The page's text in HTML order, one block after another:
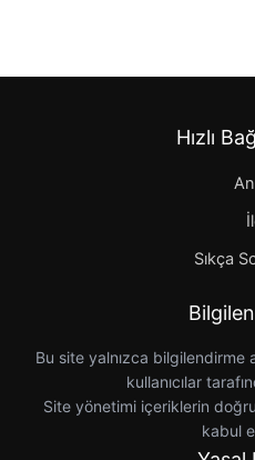
Hızlı
Sıkça
Bu site yalnızca bilgilendirme
kullanıcılar
Site yönetimi içeriklerin
kabul